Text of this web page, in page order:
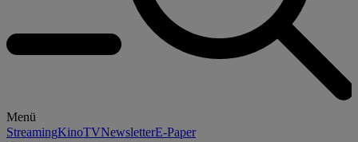
Menü
StreamingKinoTVNewsletterE-Paper